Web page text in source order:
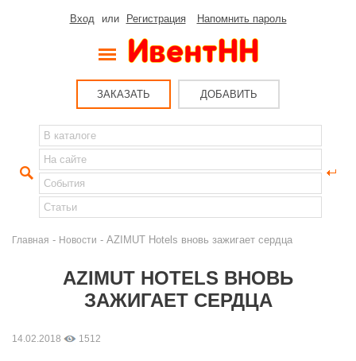
Вход или Регистрация Напомнить пароль
ЗАКАЗАТЬ ДОБАВИТЬ
Главная - Новости - AZIMUT Hotels вновь зажигает сердца
AZIMUT HOTELS ВНОВЬ
ЗАЖИГАЕТ СЕРДЦА
14.02.2018 1512